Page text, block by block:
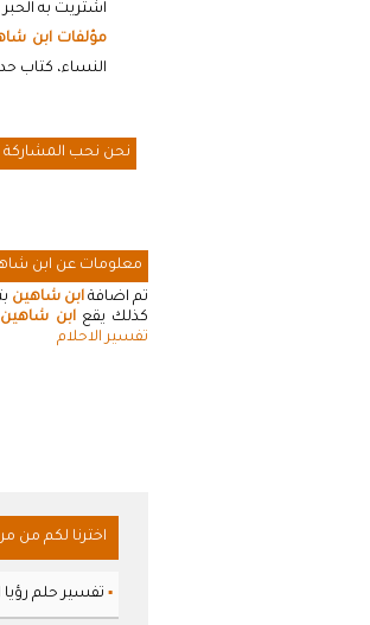
اشتريت به
مؤلفات ابن
النساء، كتاب
نحن نحب المشاركة
معلومات عن ابن
تم اضافة ابن شاهين
كذلك يقعابن شاهين
تفسير الاحلام
اخترنا لكم من
▪ تفسير حلم رؤيا